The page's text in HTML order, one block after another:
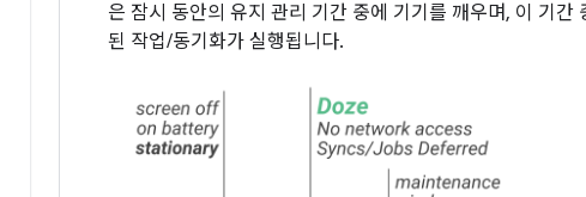
은 잠시 동안의 유지 관리 기간 중에 기기를 깨우며, 이 기
된 작업/동기화가 실행됩니다.